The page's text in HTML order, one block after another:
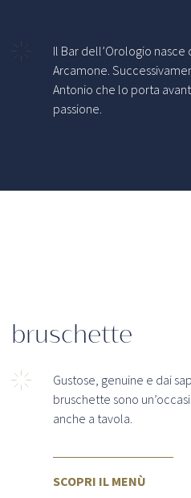
Il Bar dell’Orologio nasce
Arcamone.
Antonio che lo porta
passione.
bruschette
Gustose, genuine e dai
bruschette sono
anche a tavola.
SCOPRI IL MENÙ